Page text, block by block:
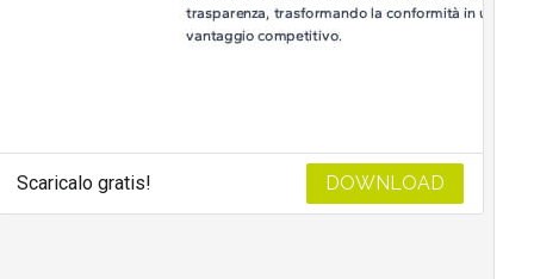
Scaricalo gratis! DOWNLOAD